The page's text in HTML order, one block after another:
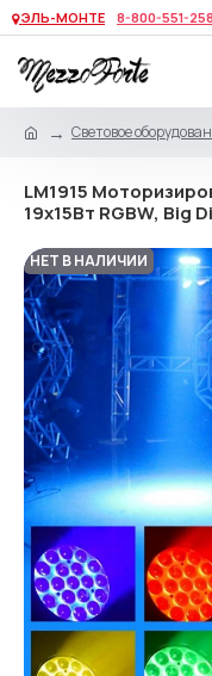
ЭЛЬ-МОНТЕ 8-800-551-
Световое
LM1915
19х15Вт RGBW, Big
НЕТ В НАЛИЧИИ